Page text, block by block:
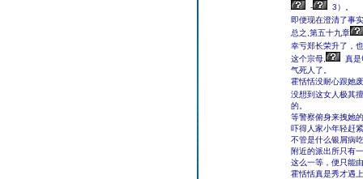
-
3）。
即便现在澄清了事
总之,第五十九章
幸亏郑长荣升了，
这个宗母,
真是
气死人了。
霍恬恬没耐心跟她
没想到这女人极其
的。
等警察俯身来拽她
吓得人家小年轻赶
不管是什么银屑病
附近的派出所只有
这么一等，便只能
霍恬恬真是秀才遇